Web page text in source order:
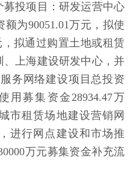
投项目：研发运营中心
为90051.01万元，拟使
，拟通过购置土地或租赁
、上海建设研发中心，并
务网络建设项目总投资
用募集资金28934.47万
市租赁场地建设营销网
进行网点建设和市场推
万元募集资金补充流